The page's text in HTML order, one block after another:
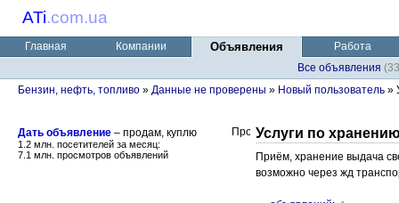
ATi.com.ua
Главная Компании Объявления
Работа
Все объявления
Бензин, нефть, топливо » Данные не проверены » Новый пользователь »
Дать объявление – продам, куплю
1.2 млн. посетителей за месяц:
7.1 млн. просмотров объявлений
Услуги по
Приём, хранение выдача
возможно через жд